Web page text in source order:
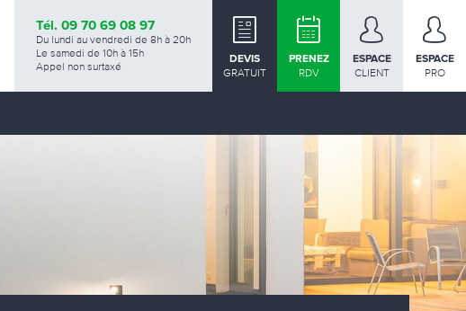
Tél. 09 70 69 08 97
Du lundi au vendredi de 8h à 20h
Le samedi de 10h à 15h
Appel non surtaxé
DEVIS
GRATUIT
PRENEZ
RDV
ESPACE
CLIENT
ESPACE
PRO